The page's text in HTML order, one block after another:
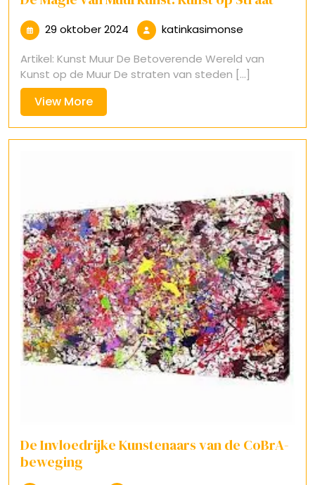
29 oktober 2024 29
oktober
2024
katinkasimonse
Artikel: Kunst Muur De Betoverende Wereld van
Kunst op de Muur De straten van steden [...]
View MoreView
More
De Invloedrijke Kunstenaars van de CoBrA-
beweging